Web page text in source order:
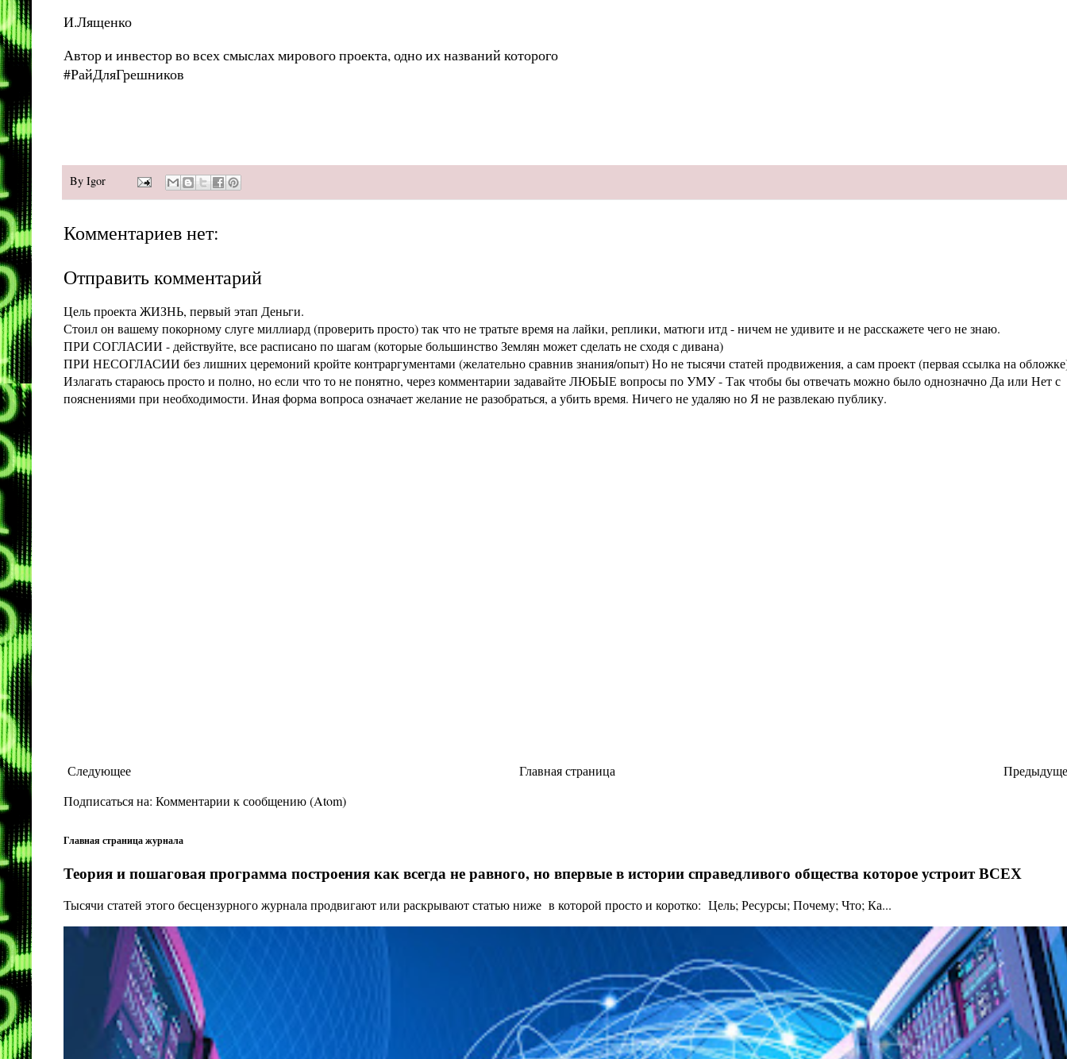
И.Лященко
Автор и инвестор во всех смыслах мирового проекта, одно их названий которого
#РайДляГрешников
By Igor
Комментариев нет:
Отправить комментарий
Цель проекта ЖИЗНЬ, первый этап Деньги.
Стоил он вашему покорному слуге миллиард (проверить просто) так что не тратьте время на лайки, реплики, матюги итд - ничем не удивите и не расскажете чего не знаю.
ПРИ СОГЛАСИИ - действуйте, все расписано по шагам (которые большинство Землян может сделать не сходя с дивана)
ПРИ НЕСОГЛАСИИ без лишних церемоний кройте контраргументами (желательно сравнив знания/опыт) Но не тысячи статей продвижения, а сам проект (первая ссылка на
Излагать стараюсь просто и полно, но если что то не понятно, через комментарии задавайте ЛЮБЫЕ вопросы по УМУ - Так чтобы бы отвечать можно было однозначно Да или Нет с
пояснениями при необходимости. Иная форма вопроса означает желание не разобраться, а убить время. Ничего не удаляю но Я не развлекаю публику.
Следующее
Главная страница
Подписаться на: Комментарии к сообщению (Atom)
Главная страница журнала
Теория и пошаговая программа построения как всегда не равного, но впервые в истории справедливого общества которое устроит ВСЕХ
Тысячи статей этого бесцензурного журнала продвигают или раскрывают статью ниже в которой просто и коротко: Цель; Ресурсы; Почему; Что; Ка...